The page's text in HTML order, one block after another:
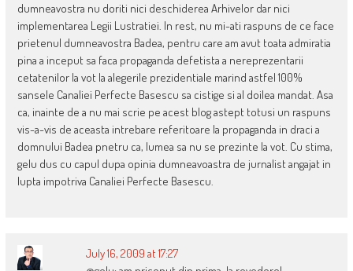
dumneavostra nu doriti nici deschiderea Arhivelor dar nici
implementarea Legii Lustratiei. In rest, nu mi-ati raspuns de ce face
prietenul dumneavostra Badea, pentru care am avut toata admiratia
pina a inceput sa faca propaganda defetista a nereprezentarii
cetatenilor la vot la alegerile prezidentiale marind astfel 100%
sansele Canaliei Perfecte Basescu sa cistige si al doilea mandat. Asa
ca, inainte de a nu mai scrie pe acest blog astept totusi un raspuns
vis-a-vis de aceasta intrebare referitoare la propaganda in draci a
domnului Badea pnetru ca, lumea sa nu se prezinte la vot. Cu stima,
gelu dus cu capul dupa opinia dumneavoastra de jurnalist angajat in
lupta impotriva Canaliei Perfecte Basescu.
July 16, 2009 at 17:27